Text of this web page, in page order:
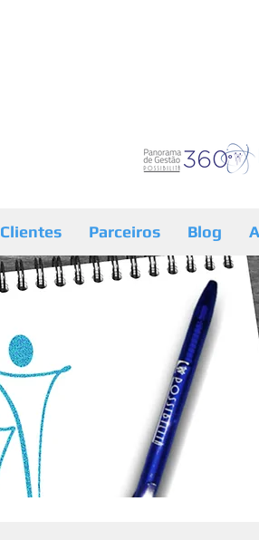
Clientes Parceiros Blog